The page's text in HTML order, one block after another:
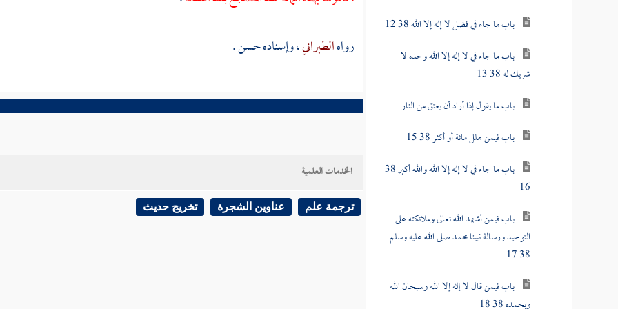
باب ما جاء في فضل لا إله إلا الله 38 12
باب ما جاء في لا إله إلا الله وحده لا
شريك له 38 13
باب ما يقول إذا أراد أن يعتق من النار
باب فيمن هلل مائة أو أكثر 38 15
باب ما جاء في لا إله إلا الله والله أكبر 38
16
باب فيمن أشهد الله تعالى وملائكته على
التوحيد ورسالة نبينا محمد صلى الله عليه وسلم
38 17
باب فيمن قال لا إله إلا الله وسبحان الله
رواهالطبراني، وإسناده حسن .
الخدمات العلمية
ترجمة علم عناوين الشجرة تخريج حديث